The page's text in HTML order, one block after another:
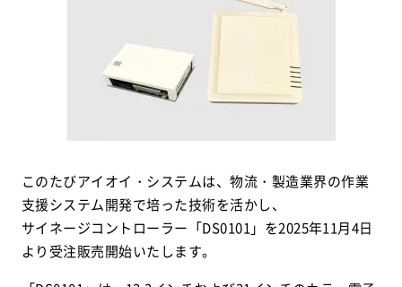
このたびアイオイ・システムは、物流・製造業界の作業
支援システム開発で培った技術を活かし、
サイネージコントローラー「DS0101」を2025年11月4日
より受注販売開始いたします。